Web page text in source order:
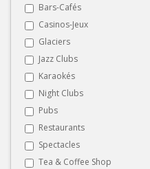
Bars-Cafés
Casinos-Jeux
Glaciers
Jazz Clubs
Karaokés
Night Clubs
Pubs
Restaurants
Spectacles
Tea & Coffee Shop